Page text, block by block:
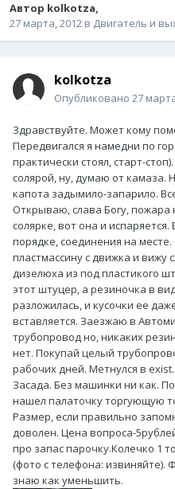
Автор kolkotza,
27 марта, 2012 в Двигатель и
kolkotza
Опубликовано 27
Здравствуйте. Может кому
Передвигался я намедни по
практически стоял, старт-
солярой, ну, думаю от камаза.
капота задымило-запарило.
Открываю, слава Богу, пожара
солярке, вот она и
порядке, соединения на
пластмассину с движка и
дизелюха из под пластикого
этот штуцер, а резиночка в
разложилась, и кусочки ее
вставляется. Заезжаю в
трубопровод но, никаких
нет. Покупай целый
рабочих дней. Метнулся в
Засада. Без машинки ни как.
нашел палаточку торгующую
Размер, если правильно
доволен. Цена вопроса-
про запас парочку.Колечко 1
(фото с телефона:
знаю как уменьшить.